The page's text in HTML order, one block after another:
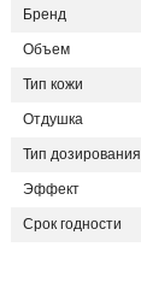
Бренд
Объем
Тип кожи
Отдушка
Тип дозирования
Эффект
Срок годности